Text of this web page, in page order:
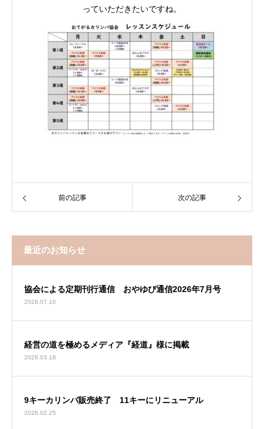
っていただきたいですね。
前の記事 次の記事
最近のお知らせ
協会による定期刊行通信 おやゆび通信2026年7月号
2026.07.10
経営の道を極めるメディア『経道』様に掲載
2026.03.18
9キーカリンバ販売終了 11キーにリニューアル
2026.02.25